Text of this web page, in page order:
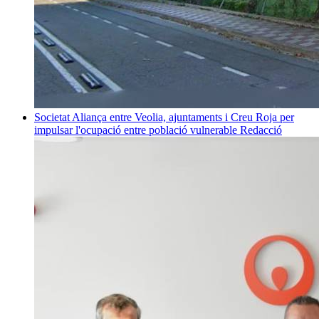
Societat Aliança entre Veolia, ajuntaments i Creu Roja per
impulsar l'ocupació entre població vulnerable Redacció